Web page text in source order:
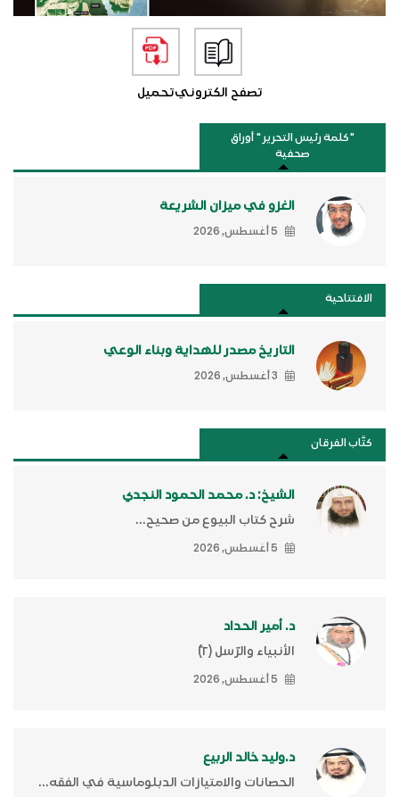
تصفح الكترونيتحميل
"كلمة رئيس التحرير " أوراق
صحفية
الغزو في ميزان الشريعة
5 أغسطس, 2026
الافتتاحية
التاريخ مصدر للهداية وبناء الوعي
3 أغسطس, 2026
كتَّاب الفرقان
الشيخ: د. محمد الحمود النجدي
شرح كتاب البيوع من صحيح...
5 أغسطس, 2026
د. أمير الحداد
الأنبياء والرّسل (٢)ّ
5 أغسطس, 2026
د.وليد خالد الربيع
الحصانات والامتيازات الدبلوماسية في الفقه...